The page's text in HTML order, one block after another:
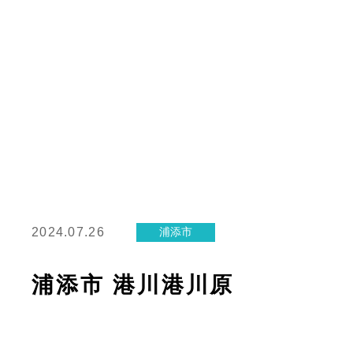
2024.07.26 浦添市
浦添市 港川港川原